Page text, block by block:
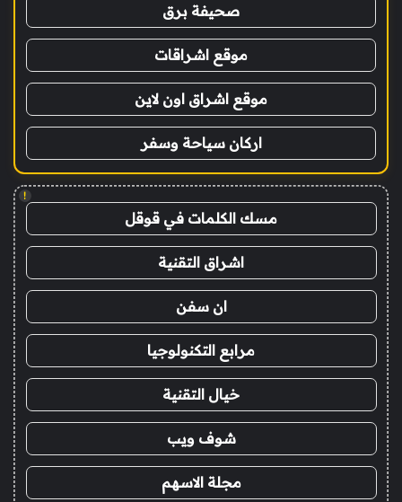
صحيفة برق
موقع اشراقات
موقع اشراق اون لاين
اركان سياحة وسفر
!
مسك الكلمات في قوقل
اشراق التقنية
ان سفن
مرابع التكنولوجيا
خيال التقنية
شوف ويب
مجلة الاسهم